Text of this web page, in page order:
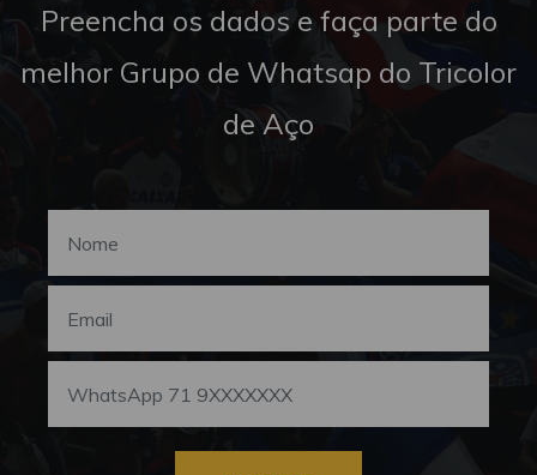
Preencha os dados e faça parte do
melhor Grupo de Whatsap do Tricolor
de Aço